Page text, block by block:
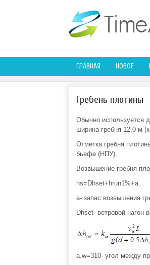
ГЛАВНАЯ НОВОЕ
Гребень плотины
Обычно используется
ширина гребня 12,0 м
Отметка гребня
бьефе (НПУ).
Возвышение гребня
hs=Dhset+hrun1%+a.
a- запас возвышения
Dhset- ветровой
a.w=310- угол между